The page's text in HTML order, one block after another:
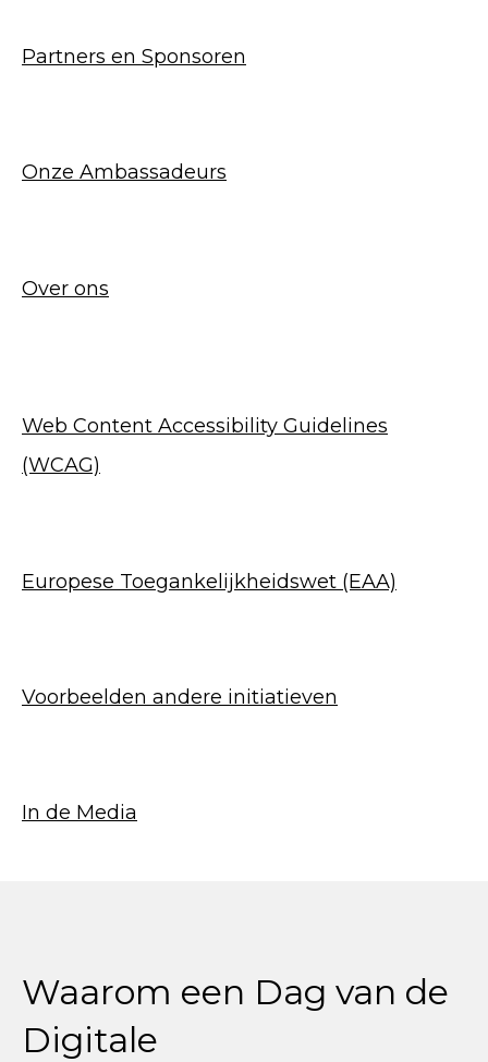
Partners en Sponsoren
Onze Ambassadeurs
Over ons
Web Content Accessibility Guidelines
(WCAG)
Europese Toegankelijkheidswet (EAA)
Voorbeelden andere initiatieven
In de Media
Waarom een Dag van de
Digitale